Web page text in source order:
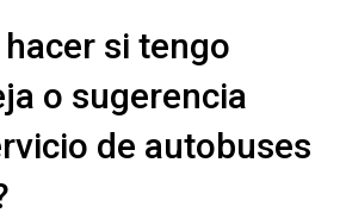
si tengo
o sugerencia
de autobuses